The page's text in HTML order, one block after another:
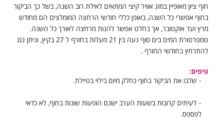
חוף ציון מאופיין במזג אוויר קיצי המתאים לאילת רוב השנה, בשל כך הביקור
בחוף אפשרי כל השנה, באופן כללי חודשי הרחצה המומלצים הם מחודש
מרץ ועד אוקטובר, אך בחלט אפשר להנות מרחצה לאורך כל השנה.
טמפרטורת המים בים סוף נעה בין 21 מעלות בחורף ל 27 בקיץ, וניתן גם
להתרחץ בחודשי החורף .
טיפים:
שלבו את הביקור בחוף כחלק מיום בילוי בטיילת.
לעיתים קרובות בשעות הערב ישנם הופעות שונות בחוף, לא כדאי
לפספס.